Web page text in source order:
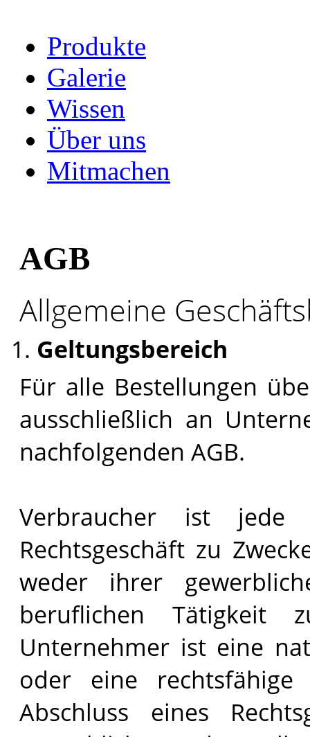
Produkte
Galerie
Wissen
Über uns
Mitmachen
AGB
Allgemeine
Geltungsbereich
Für alle Bestellungen
ausschließlich an
nachfolgenden AGB.
Verbraucher ist
Rechtsgeschäft zu
weder ihrer
beruflichen Tätigkeit
Unternehmer ist eine
oder eine rechtsfähige
Abschluss eines